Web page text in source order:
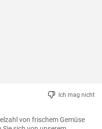
Ich mag nicht
von frischem Gemüse